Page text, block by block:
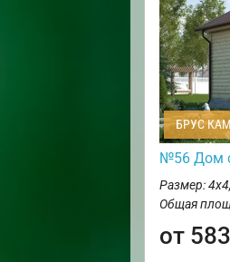
БРУС
№56 Дом
Размер:
Общая
от